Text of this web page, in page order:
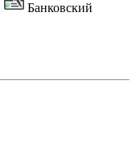
Банковский